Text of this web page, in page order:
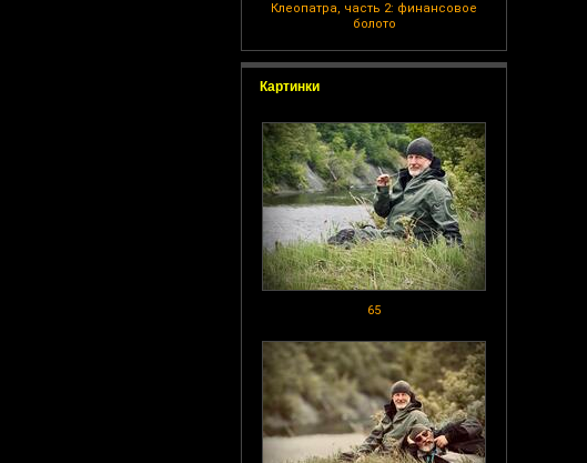
Клеопатра, часть 2: финансовое
болото
Картинки
65